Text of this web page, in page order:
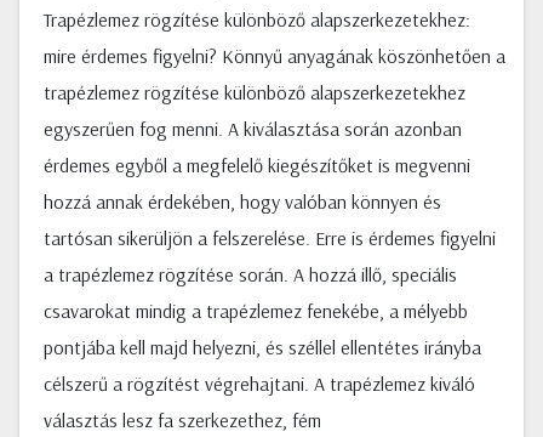
Trapézlemez rögzítése különböző alapszerkezetekhez:
mire érdemes figyelni? Könnyű anyagának köszönhetően a
trapézlemez rögzítése különböző alapszerkezetekhez
egyszerűen fog menni. A kiválasztása során azonban
érdemes egyből a megfelelő kiegészítőket is megvenni
hozzá annak érdekében, hogy valóban könnyen és
tartósan sikerüljön a felszerelése. Erre is érdemes figyelni
a trapézlemez rögzítése során. A hozzá illő, speciális
csavarokat mindig a trapézlemez fenekébe, a mélyebb
pontjába kell majd helyezni, és széllel ellentétes irányba
célszerű a rögzítést végrehajtani. A trapézlemez kiváló
választás lesz fa szerkezethez, fém